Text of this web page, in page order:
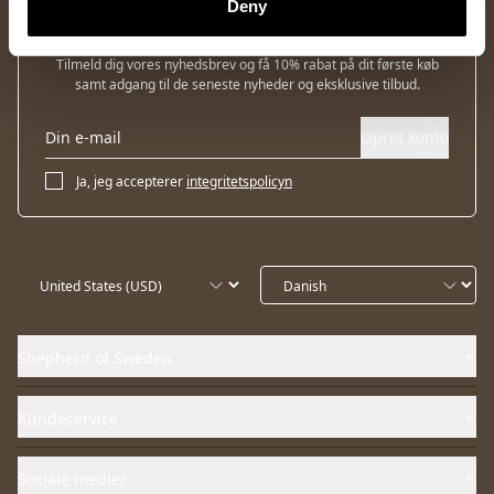
Deny
Nyhedsbrev
Tilmeld dig vores nyhedsbrev og få 10% rabat på dit første køb
samt adgang til de seneste nyheder og eksklusive tilbud.
Ja, jeg accepterer integritetspolicyn